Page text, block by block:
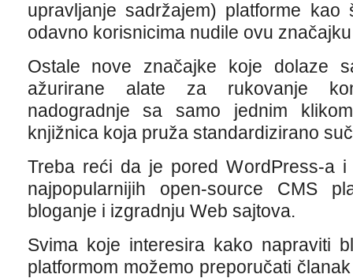
upravljanje sadržajem) platforme
odavno korisnicima nudile ovu
Ostale nove značajke koje dolaze
ažurirane alate za rukovanje
nadogradnje sa samo jednim
knjižnica koja pruža standardizirano
Treba reći da je pored WordPress-a
najpopularnijih open-source CMS
bloganje i izgradnju Web sajtova.
Svima koje interesira kako napraviti
platformom možemo preporučati članak